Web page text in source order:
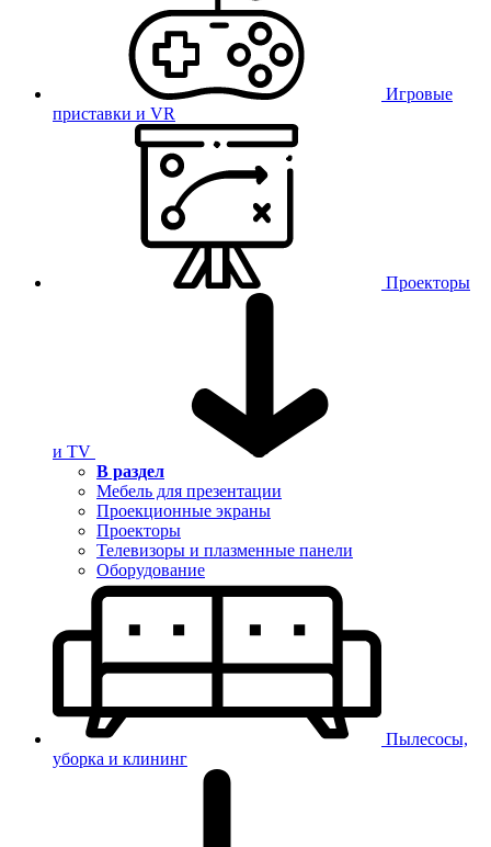
Игровые
приставки и VR
Проекторы
и TV
В раздел
Мебель для презентации
Проекционные экраны
Проекторы
Телевизоры и плазменные панели
Оборудование
Пылесосы,
уборка и клининг